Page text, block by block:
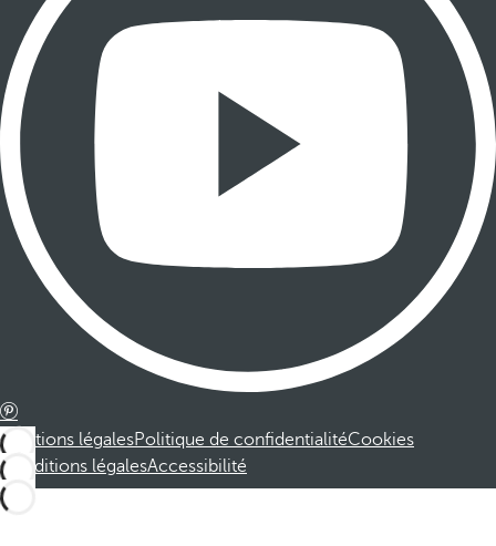
Mentions légalesPolitique de confidentialitéCookies
Conditions légalesAccessibilité